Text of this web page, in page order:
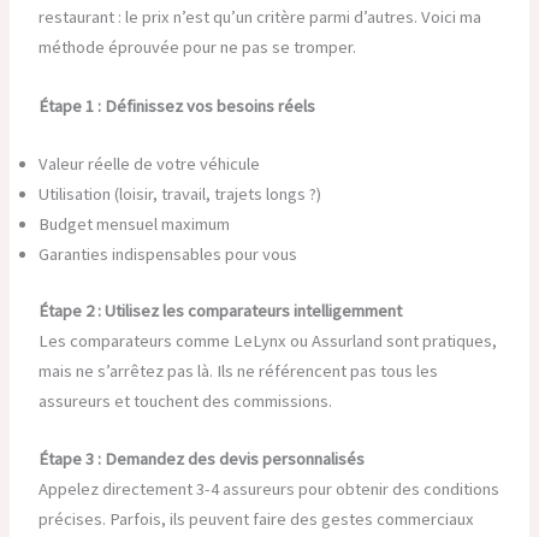
restaurant : le prix n’est qu’un critère parmi d’autres. Voici ma
méthode éprouvée pour ne pas se tromper.
Étape 1 : Définissez vos besoins réels
Valeur réelle de votre véhicule
Utilisation (loisir, travail, trajets longs ?)
Budget mensuel maximum
Garanties indispensables pour vous
Étape 2 : Utilisez les comparateurs intelligemment
Les comparateurs comme LeLynx ou Assurland sont pratiques,
mais ne s’arrêtez pas là. Ils ne référencent pas tous les
assureurs et touchent des commissions.
Étape 3 : Demandez des devis personnalisés
Appelez directement 3-4 assureurs pour obtenir des conditions
précises. Parfois, ils peuvent faire des gestes commerciaux